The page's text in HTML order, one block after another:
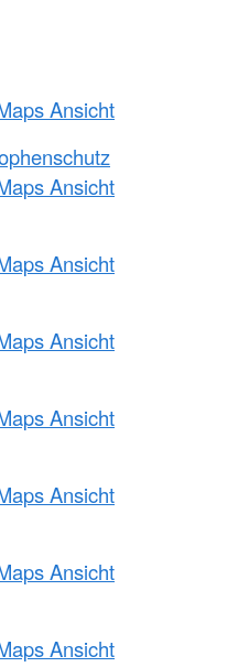
Ansicht
Ansicht
Ansicht
Ansicht
Ansicht
Ansicht
Ansicht
Ansicht